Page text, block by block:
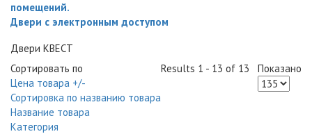
помещений.
Двери с электронным доступом
Двери КВЕСТ
Сортировать по
Цена товара +/-
Сортировка по названию товара
Название товара
Категория
Показано
Results 1 - 13 of 13